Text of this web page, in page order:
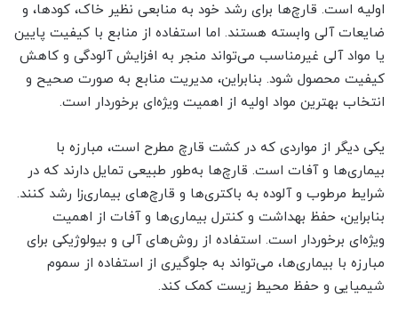
اولیه است. قارچ‌ها برای رشد خود به منابعی نظیر خاک، کودها، و
ضایعات آلی وابسته هستند. اما استفاده از منابع با کیفیت پایین
یا مواد آلی غیرمناسب می‌تواند منجر به افزایش آلودگی و کاهش
کیفیت محصول شود. بنابراین، مدیریت منابع به صورت صحیح و
انتخاب بهترین مواد اولیه از اهمیت ویژه‌ای برخوردار است.
یکی دیگر از مواردی که در کشت قارچ مطرح است، مبارزه با
بیماری‌ها و آفات است. قارچ‌ها به‌طور طبیعی تمایل دارند که در
شرایط مرطوب و آلوده به باکتری‌ها و قارچ‌های بیماری‌زا رشد کنند.
بنابراین، حفظ بهداشت و کنترل بیماری‌ها و آفات از اهمیت
ویژه‌ای برخوردار است. استفاده از روش‌های آلی و بیولوژیکی برای
مبارزه با بیماری‌ها، می‌تواند به جلوگیری از استفاده از سموم
شیمیایی و حفظ محیط زیست کمک کند.